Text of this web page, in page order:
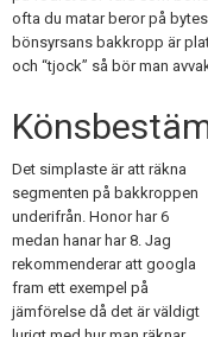
ofta du matar beror på
bönsyrsans bakkropp är
och “tjock” så bör man
Det simplaste är att räkna
segmenten på bakkroppen
underifrån. Honor har 6
medan hanar har 8. Jag
rekommenderar att googla
fram ett exempel på
jämförelse då det är väldigt